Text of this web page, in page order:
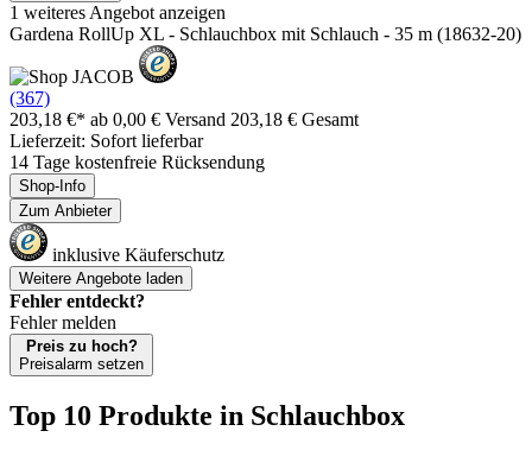
1 weiteres Angebot anzeigen
Gardena RollUp XL - Schlauchbox mit Schlauch - 35 m (18632-20)
(367)
203,18 €* ab 0,00 € Versand 203,18 € Gesamt
Lieferzeit: Sofort lieferbar
14 Tage kostenfreie Rücksendung
Shop-Info
Zum Anbieter
inklusive Käuferschutz
Weitere Angebote laden
Fehler entdeckt?
Fehler melden
Preis zu hoch?
Preisalarm setzen
Top 10 Produkte in Schlauchbox